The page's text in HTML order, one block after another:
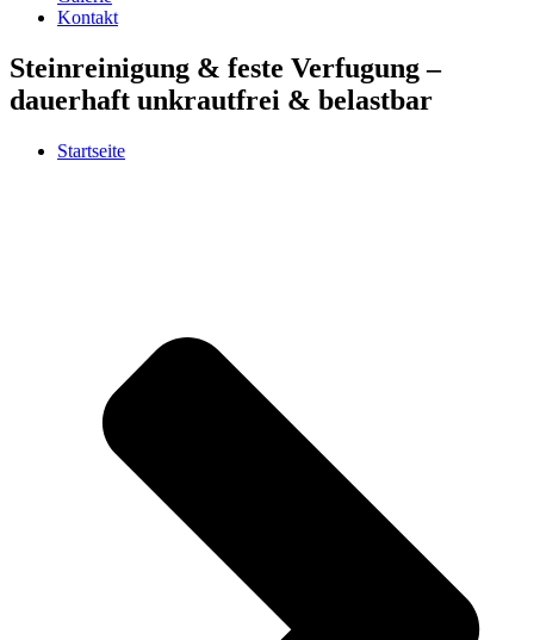
Kontakt
Steinreinigung & feste Verfugung –
dauerhaft unkrautfrei & belastbar
Startseite